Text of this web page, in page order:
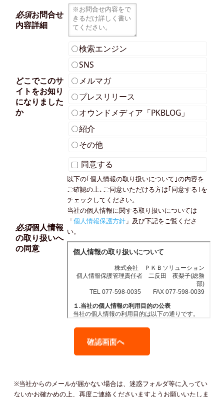
ン
ス
「Coupolly(ク
ー
必須お問合せ
内容詳細
どこでこのサ
イトをお知り
になりました
か
検索エンジン
SNS
メルマガ
プレスリリース
オウンドメディア「PKBLOG」
紹介
その他
必須個人情報
の取り扱いへ
の同意
同意する
以下の｢個人情報の取り扱いについて｣の内容を
ご確認の上､ご同意いただける方は｢同意する｣を
チェックしてください。
当社の個人情報に関する取り扱いについては
「個人情報保護方針」及び下記をご覧くださ
い。
確認画面へ
※当社からのメールが届かない場合は、迷惑フォルダ等に入ってい
ないかお確かめの上、再度ご連絡くださいますようお願いいたしま